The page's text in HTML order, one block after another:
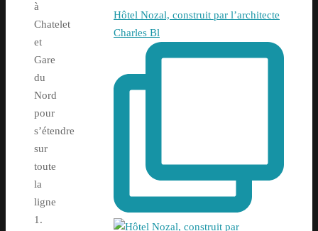
à
Chatelet
et
Gare
du
Nord
pour
s’étendre
sur
toute
la
ligne
1.
Hôtel Nozal, construit par l’architecte
Charles Bl